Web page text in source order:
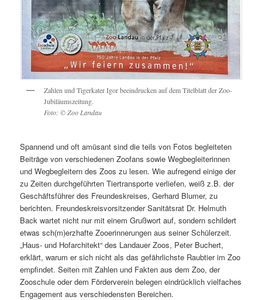
Zahlen und Tigerkater Igor beeindrucken auf dem Titelblatt der Zoo-
Jubiläumszeitung.
Foto: © Zoo Landau
Spannend und oft amüsant sind die teils von Fotos begleiteten
Beiträge von verschiedenen Zoofans sowie Wegbegleiterinnen
und Wegbegleitern des Zoos zu lesen. Wie aufregend einige der
zu Zeiten durchgeführten Tiertransporte verliefen, weiß z.B. der
Geschäftsführer des Freundeskreises, Gerhard Blumer, zu
berichten. Freundeskreisvorsitzender Sanitätsrat Dr. Helmuth
Back wartet nicht nur mit einem Grußwort auf, sondern schildert
etwas sch(m)erzhafte Zooerinnerungen aus seiner Schülerzeit.
„Haus- und Hofarchitekt“ des Landauer Zoos, Peter Buchert,
erklärt, warum er sich nicht als das gefährlichste Raubtier im Zoo
empfindet. Seiten mit Zahlen und Fakten aus dem Zoo, der
Zooschule oder dem Förderverein belegen eindrücklich vielfaches
Engagement aus verschiedensten Bereichen.